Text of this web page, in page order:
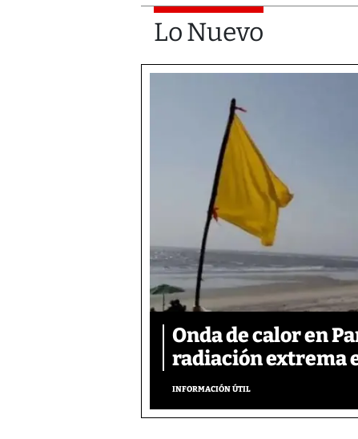
Lo Nuevo
Onda de calor en
radiación extrema
INFORMACIÓN ÚTIL